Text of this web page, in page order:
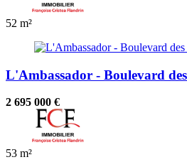
52 m²
L'Ambassador - Boulevard
2 695 000 €
53 m²